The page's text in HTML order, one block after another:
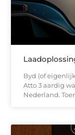
Byd (of
Atto 3 aardig
Nederland.